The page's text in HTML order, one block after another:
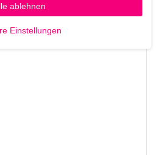
blondem, aufgehelltem oder
Pflege und Reparatur
ablehnen
Einstellungen